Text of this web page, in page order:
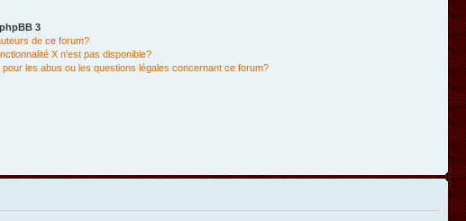
3
de ce forum?
X n’est pas disponible?
les abus ou les questions légales concernant ce forum?